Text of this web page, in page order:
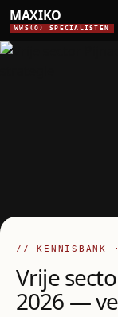
MAXIKO
WWS(O) SPECIALISTEN
// KENNISBANK ·
Vrije
2026 —